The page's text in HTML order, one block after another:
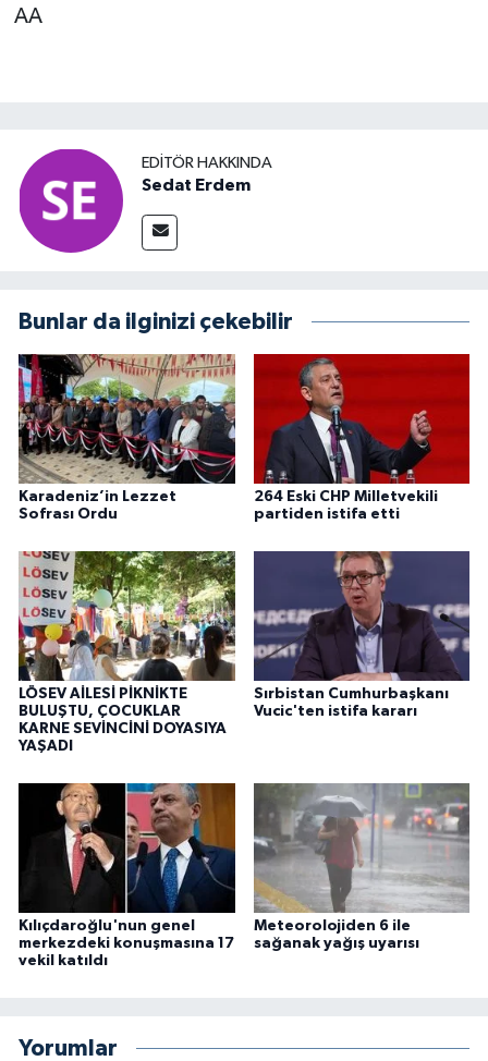
AA
EDITÖR HAKKINDA
Sedat Erdem
Bunlar da ilginizi çekebilir
Karadeniz’in Lezzet
Sofrası Ordu
264 Eski CHP Milletvekili
partiden istifa etti
LÖSEV AİLESİ PİKNİKTE
BULUŞTU, ÇOCUKLAR
KARNE SEVİNCİNİ DOYASIYA
YAŞADI
Sırbistan Cumhurbaşkanı
Vucic'ten istifa kararı
Kılıçdaroğlu'nun genel
merkezdeki konuşmasına 17
vekil katıldı
Meteorolojiden 6 ile
sağanak yağış uyarısı
Yorumlar